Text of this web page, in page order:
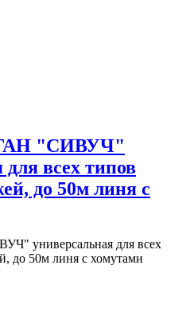
"СИВУЧ"
всех типов
до 50м линя с
универсальная для всех
до 50м линя с хомутами